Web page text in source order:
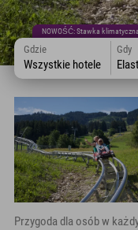
NOWOŚĆ: Stawka
Gdzie
Wszystkie hotele
Gdy
Przygoda dla osób w